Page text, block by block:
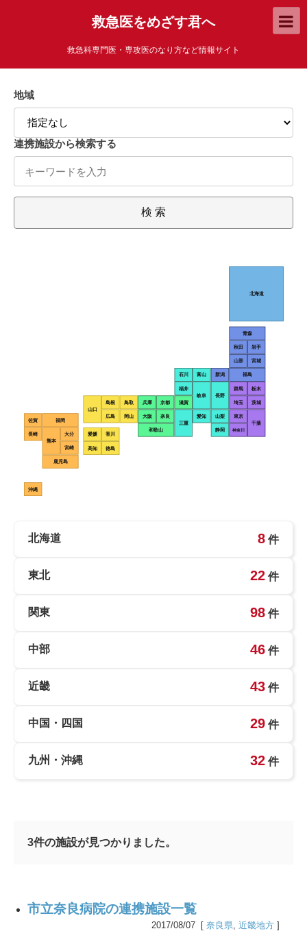
救急医をめざす君へ
救急科専門医・専攻医のなり方など情報サイト
地域
連携施設から検索する
検 索
北海道
青森
秋田 岩手
山形 宮城
福島
新潟
群馬 栃木
埼玉 茨城
東京
神奈川
千葉
石川 富山
福井
岐阜
長野
愛知 山梨
静岡
三重
滋賀
京都
兵庫
奈良
大阪
和歌山
鳥取
岡山
島根
広島
山口
香川
徳島
愛媛
高知
佐賀 福岡
長崎
熊本
大分
宮崎
鹿児島
沖縄
北海道 8 件
東北 22 件
関東 98 件
中部 46 件
近畿 43 件
中国・四国 29 件
九州・沖縄 32 件
3件の施設が見つかりました。
市立奈良病院の連携施設一覧
2017/08/07 [ 奈良県 近畿地方 ]